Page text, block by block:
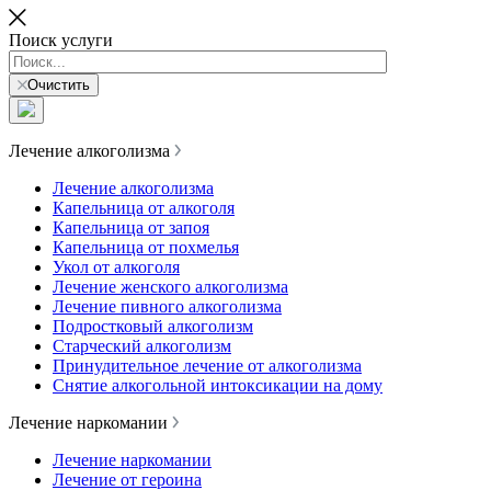
Поиск услуги
Очистить
Лечение алкоголизма
Лечение алкоголизма
Капельница от алкоголя
Капельница от запоя
Капельница от похмелья
Укол от алкоголя
Лечение женского алкоголизма
Лечение пивного алкоголизма
Подростковый алкоголизм
Старческий алкоголизм
Принудительное лечение от алкоголизма
Снятие алкогольной интоксикации на дому
Лечение наркомании
Лечение наркомании
Лечение от героина